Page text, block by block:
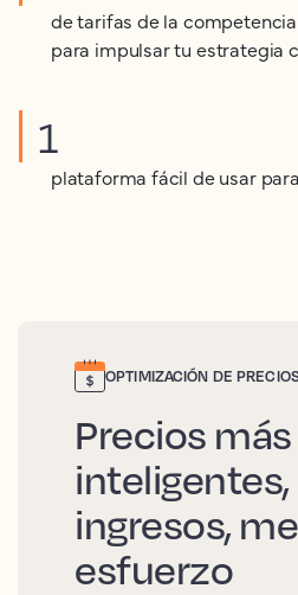
de tarifas de la
para impulsar tu estrategia
1
plataforma fácil de usar
OPTIMIZACIÓN DE
Precios más
ingresos,
esfuerzo